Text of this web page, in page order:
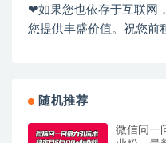
❤如果您也依存于互联网
您提供丰盛价值。祝您前
随机推荐
微信问一